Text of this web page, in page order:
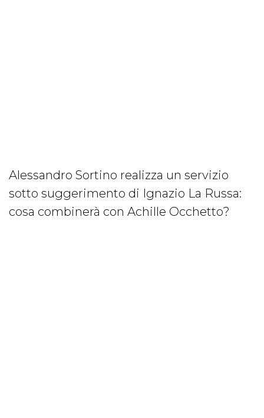
Alessandro Sortino realizza un servizio
sotto suggerimento di Ignazio La Russa:
cosa combinerà con Achille Occhetto?